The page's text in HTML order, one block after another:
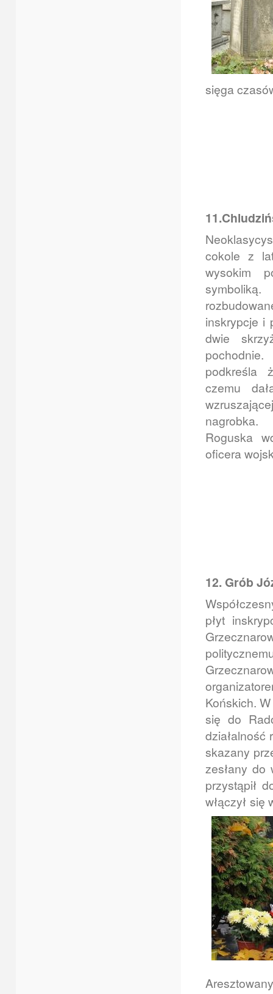
sięga
cokole z
wysokim
inskrypcje i
dwie
podkreśla
czemu
Roguska
oficera
12. Grób
płyt
Końskich.
się do
działalność
skazany
zesłany do
przystąpił
włączył